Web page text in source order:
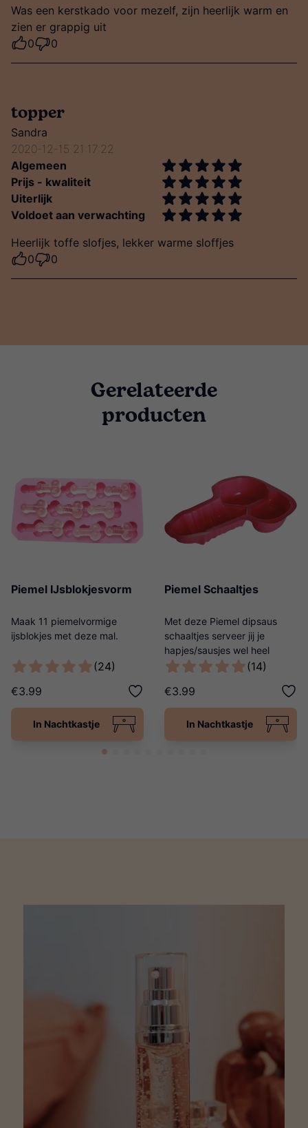
Was een kerstkado voor mezelf, zijn heerlijk warm en
zien er grappig uit
0
0
topper
Sandra
2020-12-15 21:17:22
Algemeen
Prijs - kwaliteit
Uiterlijk
Voldoet aan verwachting
Heerlijk toffe slofjes, lekker warme sloffjes
0
0
Gerelateerde
producten
Piemel IJsblokjesvorm
Maak 11 piemelvormige
ijsblokjes met deze mal.
(24)
€3.99
In Nachtkastje
Piemel Schaaltjes
Met deze Piemel dipsaus
schaaltjes serveer jij je
hapjes/sausjes wel heel
origineel!
(14)
€3.99
In Nachtkastje